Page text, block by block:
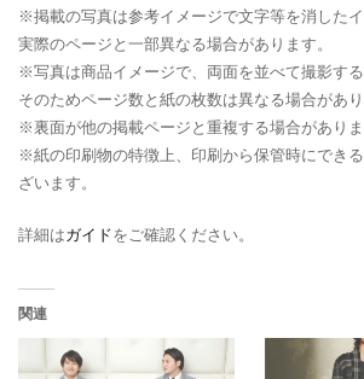
※掲載の写真は参考イメージで文字等を消した
実際のページと一部異なる場合があります。
※写真は商品イメージで、両面を並べて撮影する
そのためページ数と紙の枚数は異なる場合があり
※裏面が他の掲載ページと重複する場合がありま
※紙の印刷物の特徴上、印刷から保管時にでき
ざいます。
詳細はガイドをご確認ください。
関連